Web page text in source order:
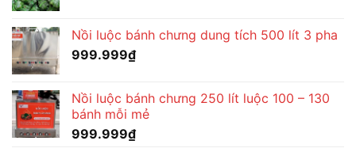
Nồi luộc bánh chưng dung tích 500 lít 3 pha
999.999₫
Nồi luộc bánh chưng 250 lít luộc 100 – 130
bánh mỗi mẻ
999.999₫